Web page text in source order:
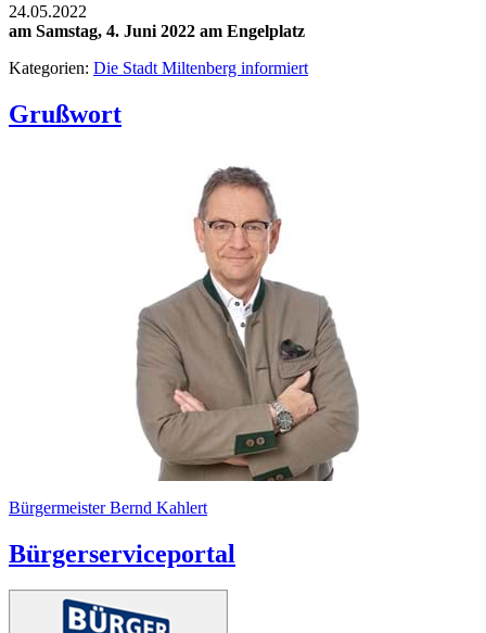
24.05.2022
am Samstag, 4. Juni 2022 am Engelplatz
Kategorien: Die Stadt Miltenberg informiert
Grußwort
Bürgermeister Bernd Kahlert
Bürgerserviceportal